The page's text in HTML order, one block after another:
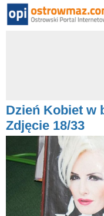
Dzień Kobiet w
Zdjęcie 18/33